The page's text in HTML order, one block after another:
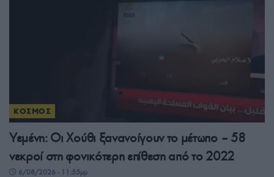
ΚΟΣΜΟΣ
Υεμένη: Οι Χούθι ξανανοίγουν το μέτωπο – 58
νεκροί στη φονικότερη επίθεση από το 2022
6/08/2026 - 11:55μμ